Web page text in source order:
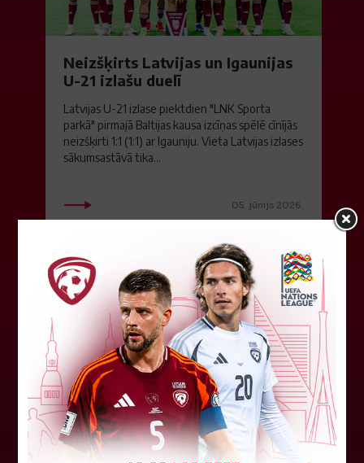
Neizšķirts Latvijas un Igaunijas
U-21 izlašu duelī
Latvijas U-21 izlase piektdien "LNK Sporta
parkā" pirmajā Baltijas kausa izcīņas spēlē cīnījās
neizšķirti 1:1 (1:1) ar Igauniju. Vieta Latvijas izlases
sākumsastāvā tika...
05. jūnijs 2026.
Baltijas kausa spēles Rīgā un
Tauraģē aizvadīs Latvijas U-21
izlase